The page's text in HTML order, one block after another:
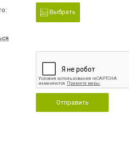
Выбрать
Отправить